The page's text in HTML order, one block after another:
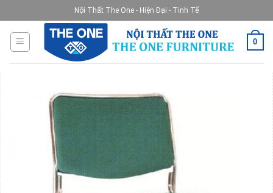
to
content
Nội Thất The One - Hiện Đại - Tinh Tế
0